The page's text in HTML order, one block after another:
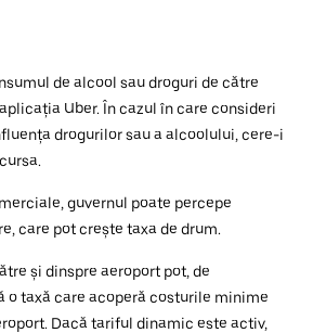
de alcool sau droguri de către
Uber. În cazul în care consideri
drogurilor sau a alcoolului, cere-i
guvernul poate percepe
care pot crește taxa de drum.
și dinspre aeroport pot, de
o taxă care acoperă costurile minime
Dacă tariful dinamic este activ,